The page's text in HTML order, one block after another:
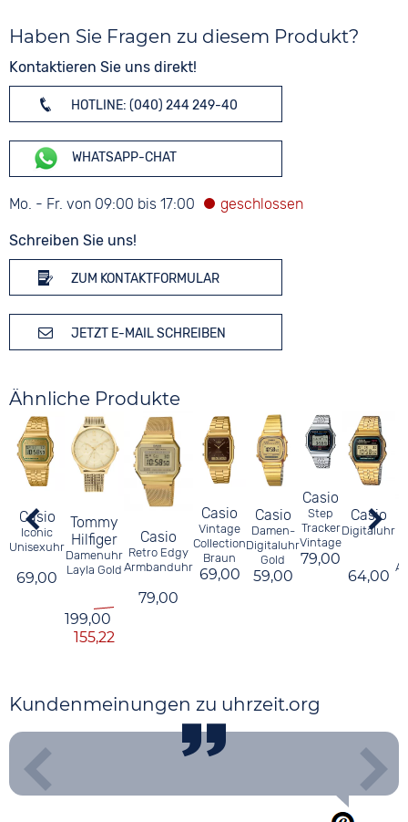
Haben Sie Fragen zu diesem Produkt?
Kontaktieren Sie uns direkt!
HOTLINE: (040) 244 249-40
WHATSAPP-CHAT
Mo. - Fr. von 09:00 bis 17:00
Schreiben Sie uns!
ZUM KONTAKTFORMULAR
JETZT E-MAIL SCHREIBEN
Ähnliche Produkte
Casio
Iconic
Unisexuhr
69,00
Tommy
Hilfiger
Damenuhr
Layla Gold
199,00
155,22
Casio
Retro Edgy
Armbanduhr
79,00
Casio
Vintage
Collection
Braun
69,00
Casio
Damen-
Digitaluhr
Gold
59,00
Casio
Step
Tracker
Vintage
79,00
Casio
Digitaluhr
64,00
Kundenmeinungen zu uhrzeit.org